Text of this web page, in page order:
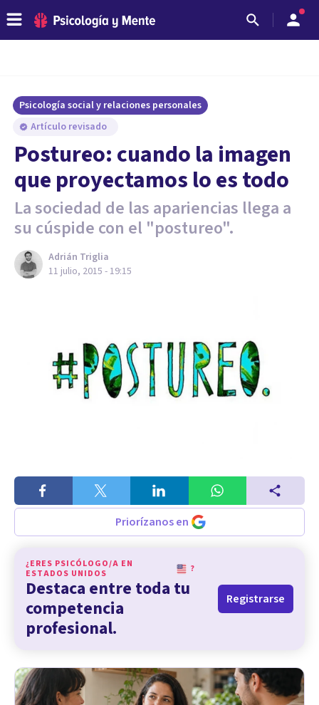
Psicología social y relaciones personales
Artículo revisado
Postureo: cuando la imagen
que proyectamos lo es todo
La sociedad de las apariencias llega a
su cúspide con el "postureo".
Adrián Triglia
11 julio, 2015 - 19:15
Priorízanos en
¿ERES PSICÓLOGO/A EN
ESTADOS UNIDOS
?
Destaca entre toda tu
competencia
profesional.
Registrarse